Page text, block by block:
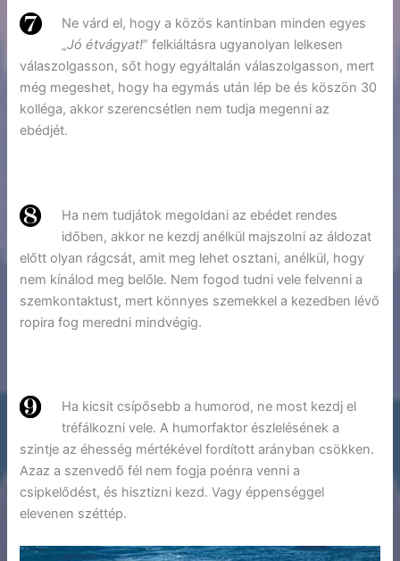
Ne várd el, hogy a közös kantinban minden egyes
„Jó étvágyat!” felkiáltásra ugyanolyan lelkesen
válaszolgasson, sőt hogy egyáltalán válaszolgasson, mert
még megeshet, hogy ha egymás után lép be és köszön 30
kolléga, akkor szerencsétlen nem tudja megenni az
ebédjét.
Ha nem tudjátok megoldani az ebédet rendes
időben, akkor ne kezdj anélkül majszolni az áldozat
előtt olyan rágcsát, amit meg lehet osztani, anélkül, hogy
nem kínálod meg belőle. Nem fogod tudni vele felvenni a
szemkontaktust, mert könnyes szemekkel a kezedben lévő
ropira fog meredni mindvégig.
Ha kicsit csípősebb a humorod, ne most kezdj el
tréfálkozni vele. A humorfaktor észlelésének a
szintje az éhesség mértékével fordított arányban csökken.
Azaz a szenvedő fél nem fogja poénra venni a
csipkelődést, és hisztizni kezd. Vagy éppenséggel
elevenen széttép.